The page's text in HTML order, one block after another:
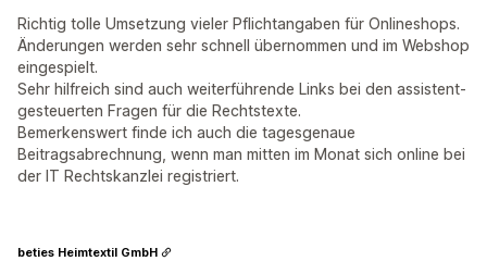
Richtig tolle Umsetzung vieler Pflichtangaben für Onlineshops.
Änderungen werden sehr schnell übernommen und im Webshop
eingespielt.
Sehr hilfreich sind auch weiterführende Links bei den assistent-
gesteuerten Fragen für die Rechtstexte.
Bemerkenswert finde ich auch die tagesgenaue
Beitragsabrechnung, wenn man mitten im Monat sich online bei
der IT Rechtskanzlei registriert.
beties Heimtextil GmbH